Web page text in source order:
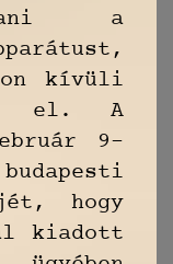
a
kívüli
el. A
9-
hogy
kiadott